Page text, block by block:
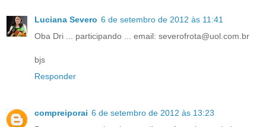
Luciana Severo 6 de setembro de 2012 às 11:41
Oba Dri ... participando ... email: severofrota@uol.com.br
bjs
Responder
compreiporai 6 de setembro de 2012 às 13:23